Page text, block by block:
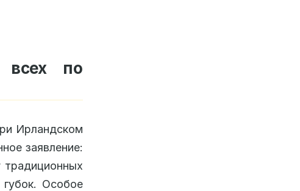
всех по
Ирландском
заявление:
традиционных
Особое